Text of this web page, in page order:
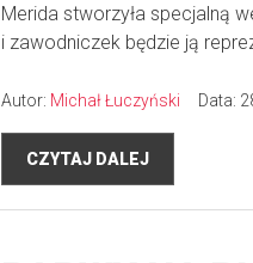
Merida stworzyła specjalną
i zawodniczek będzie ją
Autor: Michał Łuczyński Data:
CZYTAJ DALEJ